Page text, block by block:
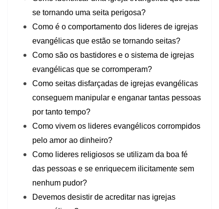
se tornando uma seita perigosa?
Como é o comportamento dos lideres de igrejas
evangélicas que estão se tornando seitas?
Como são os bastidores e o sistema de igrejas
evangélicas que se corromperam?
Como seitas disfarçadas de igrejas evangélicas
conseguem manipular e enganar tantas pessoas
por tanto tempo?
Como vivem os lideres evangélicos corrompidos
pelo amor ao dinheiro?
Como lideres religiosos se utilizam da boa fé
das pessoas e se enriquecem ilicitamente sem
nenhum pudor?
Devemos desistir de acreditar nas igrejas